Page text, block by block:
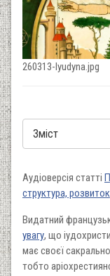
260313-lyudyna.jpg
Аудіоверсія статті
структура, розвиток
Видатний
увагу, що
має своєї
тобто